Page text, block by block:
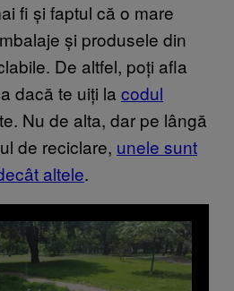
fi și faptul că o mare
și produsele din
De altfel, poți afla
dacă te uiți la codul
Nu de alta, dar pe lângă
de reciclare, unele sunt
altele.